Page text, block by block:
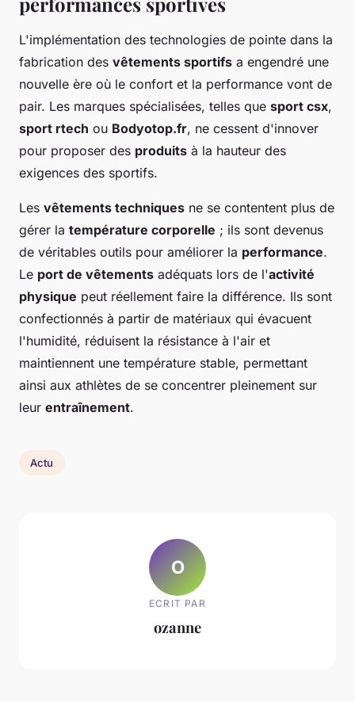
L'implémentation des technologies de pointe dans la
fabrication des vêtements sportifs a engendré une
nouvelle ère où le confort et la performance vont de
pair. Les marques spécialisées, telles que sport csx,
sport rtech ou Bodyotop.fr, ne cessent d'innover
pour proposer des produits à la hauteur des
exigences des sportifs.
Les vêtements techniques ne se contentent plus de
gérer la température corporelle ; ils sont devenus
de véritables outils pour améliorer la performance.
Le port de vêtements adéquats lors de l'activité
physique peut réellement faire la différence. Ils sont
confectionnés à partir de matériaux qui évacuent
l'humidité, réduisent la résistance à l'air et
maintiennent une température stable, permettant
ainsi aux athlètes de se concentrer pleinement sur
leur entraînement.
Actu
O
ECRIT PAR
ozanne